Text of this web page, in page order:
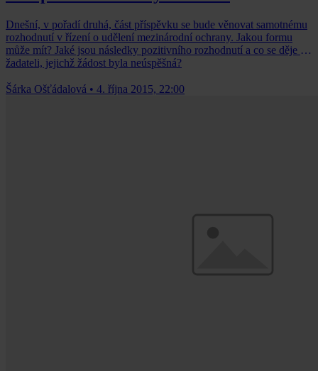
Dnešní, v pořadí druhá, část příspěvku se bude věnovat samotnému
rozhodnutí v řízení o udělení mezinárodní ochrany. Jakou formu
může mít? Jaké jsou následky pozitivního rozhodnutí a co se děje se
žadateli, jejichž žádost byla neúspěšná?
Šárka Ošťádalová • 4. října 2015, 22:00